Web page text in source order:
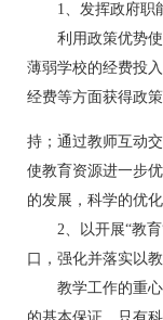
1、发挥政府职能
利用政策优势使
薄弱学校的经费投
经费等方面获得政
持；通过教师互动
使教育资源进一步
的发展，科学的优
2、以开展“教育
口，强化并落实以
教学工作的重心